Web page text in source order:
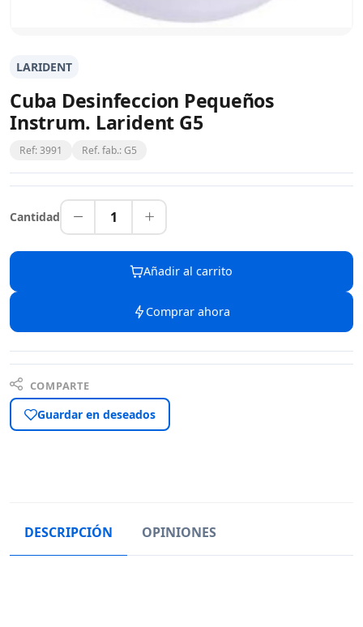
LARIDENT
Cuba Desinfeccion Pequeños
Instrum. Larident G5
Ref: 3991 Ref. fab.: G5
Cantidad 1
Añadir al carrito
Comprar ahora
COMPARTE
Guardar en deseados
DESCRIPCIÓN OPINIONES